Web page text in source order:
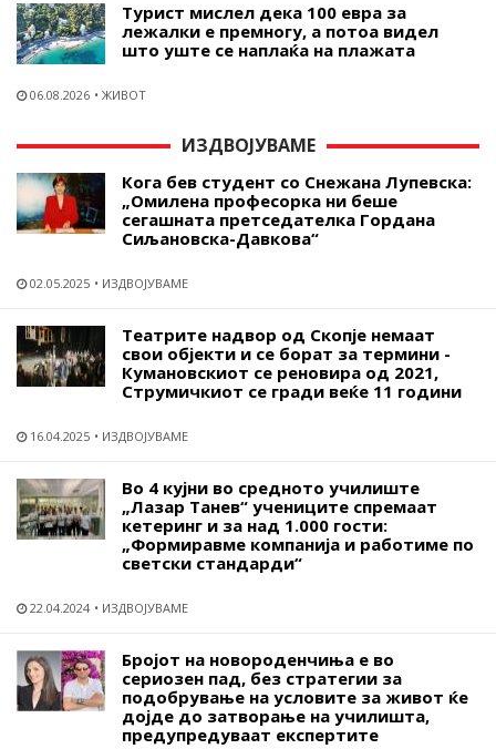
Турист мислел дека 100 евра за
лежалки е премногу, а потоа видел
што уште се наплаќа на плажата
06.08.2026 ЖИВОТ
ИЗДВОЈУВАМЕ
Кога бев студент со Снежана Лупевска:
„Омилена професорка ни беше
сегашната претседателка Гордана
Сиљановска-Давкова“
02.05.2025 ИЗДВОЈУВАМЕ
Театрите надвор од Скопје немаат
свои објекти и се борат за термини -
Кумановскиот се реновира од 2021,
Струмичкиот се гради веќе 11 години
16.04.2025 ИЗДВОЈУВАМЕ
Во 4 кујни во средното училиште
„Лазар Танев“ учениците спремаат
кетеринг и за над 1.000 гости:
„Формиравме компанија и работиме по
светски стандарди“
22.04.2024 ИЗДВОЈУВАМЕ
Бројот на новороденчиња е во
сериозен пад, без стратегии за
подобрување на условите за живот ќе
дојде до затворање на училишта,
предупредуваат експертите